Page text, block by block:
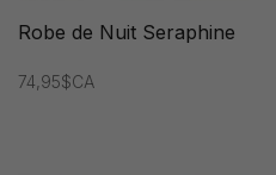
Robe de Nuit Seraphine
74,95$CA